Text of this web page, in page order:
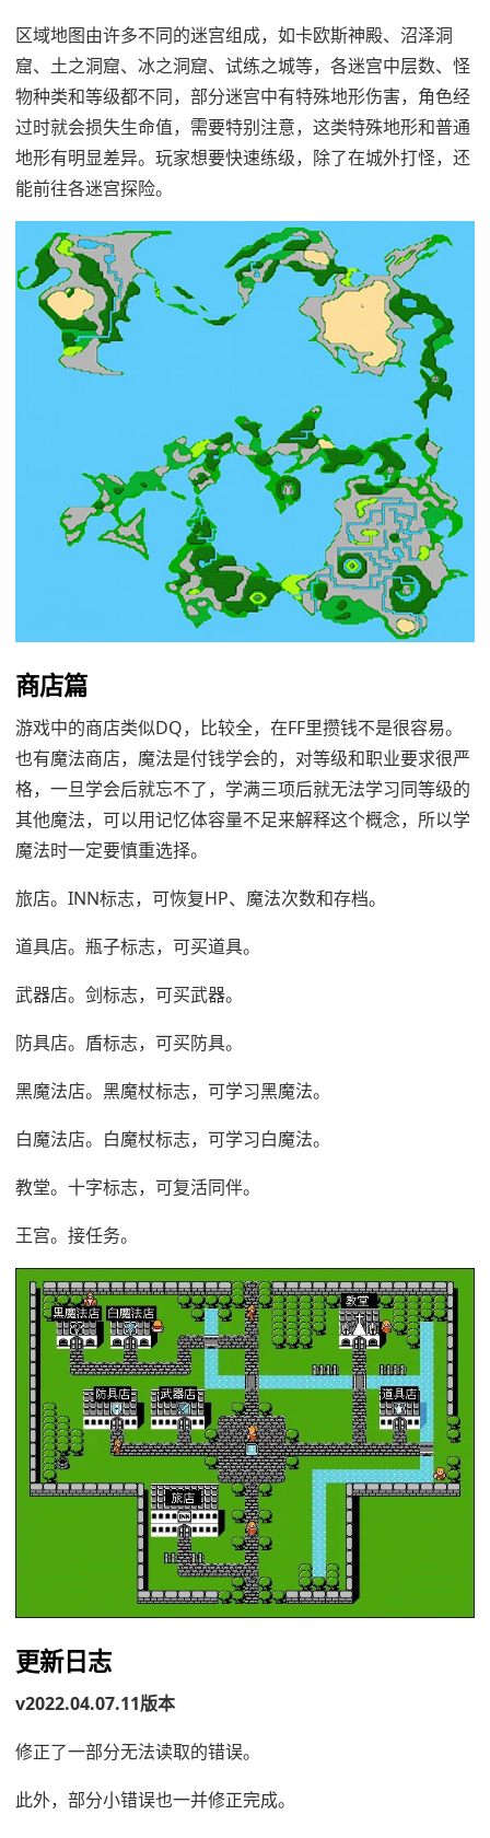
区域地图由许多不同的迷宫组成，如卡欧斯神殿、沼泽洞
窟、土之洞窟、冰之洞窟、试练之城等，各迷宫中层数、怪
物种类和等级都不同，部分迷宫中有特殊地形伤害，角色经
过时就会损失生命值，需要特别注意，这类特殊地形和普通
地形有明显差异。玩家想要快速练级，除了在城外打怪，还
能前往各迷宫探险。
商店篇
游戏中的商店类似DQ，比较全，在FF里攒钱不是很容易。
也有魔法商店，魔法是付钱学会的，对等级和职业要求很严
格，一旦学会后就忘不了，学满三项后就无法学习同等级的
其他魔法，可以用记忆体容量不足来解释这个概念，所以学
魔法时一定要慎重选择。
旅店。INN标志，可恢复HP、魔法次数和存档。
道具店。瓶子标志，可买道具。
武器店。剑标志，可买武器。
防具店。盾标志，可买防具。
黑魔法店。黑魔杖标志，可学习黑魔法。
白魔法店。白魔杖标志，可学习白魔法。
教堂。十字标志，可复活同伴。
王宫。接任务。
更新日志
v2022.04.07.11版本
修正了一部分无法读取的错误。
此外，部分小错误也一并修正完成。